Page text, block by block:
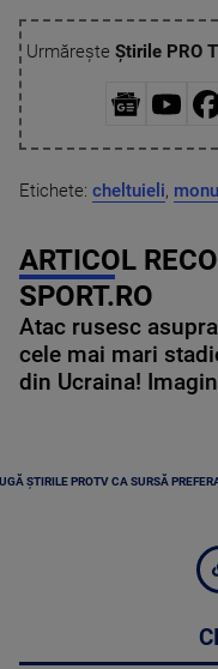
Urmărește Știrile PRO
Etichete: cheltuieli,
ARTICOL
SPORT.RO
Atac rusesc
cele mai mari
din Ucraina!
ȘTIRILE PROTV CA SURSĂ